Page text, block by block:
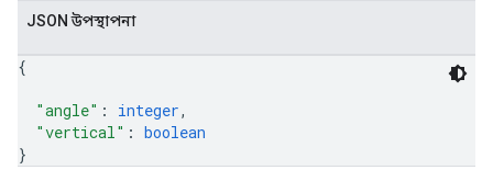
JSON উপস্থাপনা
{
"angle" : integer,
"vertical" : boolean
}